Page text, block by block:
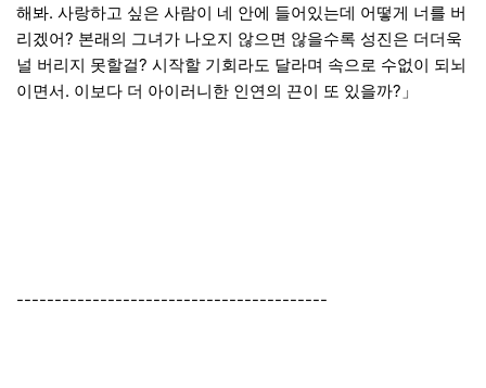
해봐. 사랑하고 싶은 사람이 네 안에 들어있는데 어떻게 너를 버
리겠어? 본래의 그녀가 나오지 않으면 않을수록 성진은 더더욱
널 버리지 못할걸? 시작할 기회라도 달라며 속으로 수없이 되뇌
이면서. 이보다 더 아이러니한 인연의 끈이 또 있을까?」
-----------------------------------------